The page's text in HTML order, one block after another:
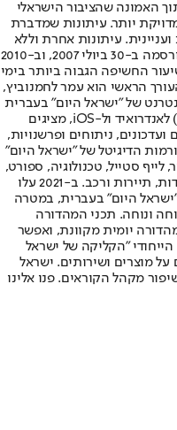
האמונה שהציבור הישראלי
יותר. עיתונות שמדברת
עיתונות אחרת וללא
תשלום. המהדורה המודפסת הראשונה פורסמה ב-30 ביולי 2007, וב-2010
החשיפה הגבוה ביותר בימי
הראשי הוא עמר לחמנוביץ,
של "ישראל היום" בעברית
ובאנגלית, כמו כן היישומונים (אפליקציות) לאנדרואיד ול-iOS, מציגים
ניתוחים ופרשנויות,
הדיגיטל של "ישראל היום"
לייף סטייל, טכנולוגיה, ספורט,
כלכלה וצרכנות, בריאות, חיילים, אוכל, יהדות, תיירות ורכב. ב-2021 עלו
היום" בעברית, במטרה
ונוחה. תכני המהדורה
יומית מקוונת, ואפשר
"הקליקה של ישראל
מוצרים ושירותים. ישראל
מקהל הקוראים. פנו אלינו